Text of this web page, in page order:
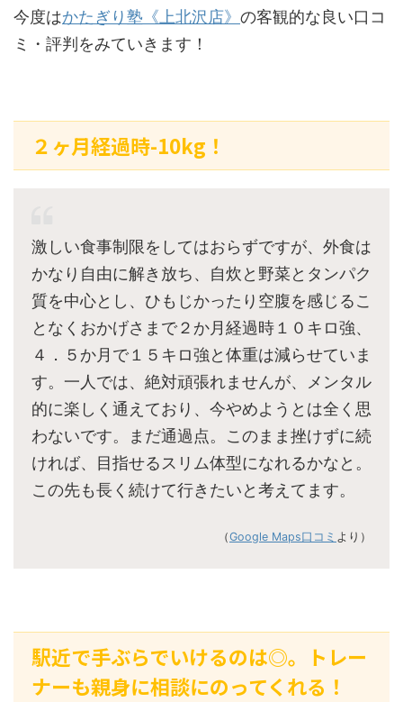
今度はかたぎり塾《上北沢店》 の客観的な良い口コ
ミ・評判をみていきます！
２ヶ月経過時-10kg！
激しい食事制限をしてはおらずですが、外食は
かなり自由に解き放ち、自炊と野菜とタンパク
質を中心とし、ひもじかったり空腹を感じるこ
となくおかげさまで２か月経過時１０キロ強、
４．５か月で１５キロ強と体重は減らせていま
す。一人では、絶対頑張れませんが、メンタル
的に楽しく通えており、今やめようとは全く思
わないです。まだ通過点。このまま挫けずに続
ければ、目指せるスリム体型になれるかなと。
この先も長く続けて行きたいと考えてます。
（Google Maps口コミ より）
駅近で手ぶらでいけるのは◎。トレー
ナーも親身に相談にのってくれる！